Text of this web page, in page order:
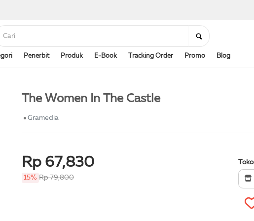
Penerbit Produk E-Book Tracking Order Promo Blog
The Women In The Castle
Gramedia
Rp 67,830
15% Rp 79,800
Toko